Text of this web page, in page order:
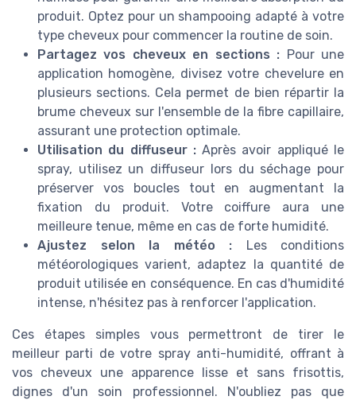
produit. Optez pour un shampooing adapté à votre
type cheveux pour commencer la routine de soin.
Partagez vos cheveux en sections : Pour une
application homogène, divisez votre chevelure en
plusieurs sections. Cela permet de bien répartir la
brume cheveux sur l'ensemble de la fibre capillaire,
assurant une protection optimale.
Utilisation du diffuseur :Après avoir appliqué le
spray, utilisez un diffuseur lors du séchage pour
préserver vos boucles tout en augmentant la
fixation du produit. Votre coiffure aura une
meilleure tenue, même en cas de forte humidité.
Ajustez selon la météo : Les conditions
météorologiques varient, adaptez la quantité de
produit utilisée en conséquence. En cas d'humidité
intense, n'hésitez pas à renforcer l'application.
Ces étapes simples vous permettront de tirer le
meilleur parti de votre spray anti-humidité, offrant à
vos cheveux une apparence lisse et sans frisottis,
dignes d'un soin professionnel. N'oubliez pas que